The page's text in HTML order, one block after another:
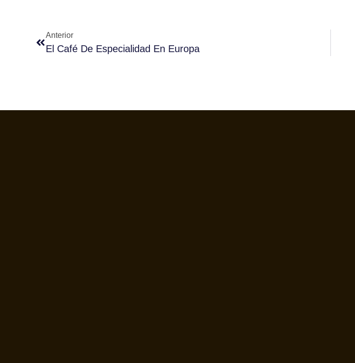
Anterior
El Café De Especialidad En Europa